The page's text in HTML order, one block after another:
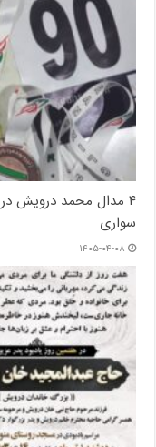
۴ مدال محمد درویش
سواری
۱۴۰۵-۰۴-۰۸